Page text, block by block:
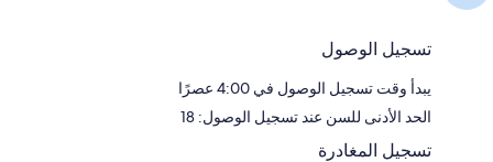
تسجيل الوصول
يبدأ وقت تسجيل الوصول في 4:00 عصرًا
الحد الأدنى للسن عند تسجيل الوصول: 18
تسجيل المغادرة